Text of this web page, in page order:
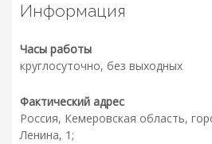
Информация
Часы работы
круглосуточно, без выходных
Фактический адрес
Россия, Кемеровская область,
Ленина, 1;